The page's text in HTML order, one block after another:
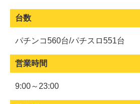
台数
パチンコ560台/パチスロ551台
営業時間
9:00～23:00